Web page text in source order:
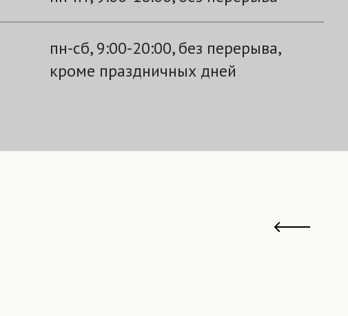
пн-сб, 9:00-20:00, без перерыва,
кроме праздничных дней